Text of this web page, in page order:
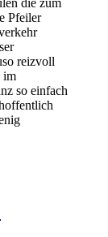
die zum
Pfeiler
reizvoll
im
so einfach